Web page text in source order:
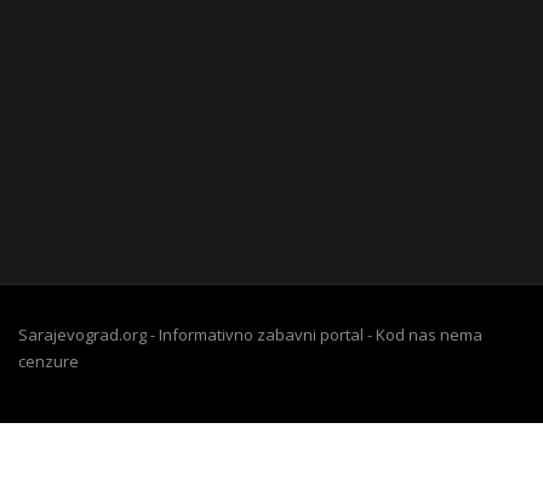
Sarajevograd.org - Informativno zabavni portal - Kod nas nema
cenzure